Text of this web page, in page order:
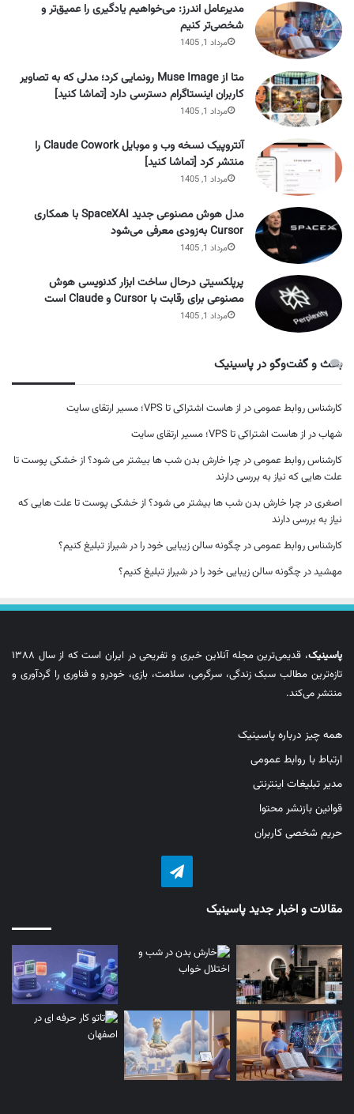
مدیرعامل اندرز: می‌خواهیم یادگیری را عمیق‌تر و
شخصی‌تر کنیم
مرداد 1, 1405
متا از Muse Image رونمایی کرد؛ مدلی که به تصاویر
کاربران اینستاگرام دسترسی دارد [تماشا کنید]
مرداد 1, 1405
آنتروپیک نسخه وب و موبایل Claude Cowork را
منتشر کرد [تماشا کنید]
مرداد 1, 1405
مدل هوش مصنوعی جدید SpaceXAI با همکاری
Cursor به‌زودی معرفی می‌شود
مرداد 1, 1405
پرپلکسیتی درحال ساخت ابزار کدنویسی هوش
مصنوعی برای رقابت با Cursor و Claude است
مرداد 1, 1405
بحث و گفت‌وگو در پاسینیک
کارشناس روابط عمومیدر از هاست اشتراکی تا VPS؛ مسیر ارتقای سایت
شهابدر از هاست اشتراکی تا VPS؛ مسیر ارتقای سایت
کارشناس روابط عمومیدر چرا خارش بدن شب ها بیشتر می شود؟ از خشکی پوست تا
علت هایی که نیاز به بررسی دارند
اصغریدر چرا خارش بدن شب ها بیشتر می شود؟ از خشکی پوست تا علت هایی که
نیاز به بررسی دارند
کارشناس روابط عمومیدر چگونه سالن زیبایی خود را در شیراز تبلیغ کنیم؟
مهشیددر چگونه سالن زیبایی خود را در شیراز تبلیغ کنیم؟
پاسینیک
، قدیمی‌ترین مجله آنلاین خبری و تفریحی در ایران است که از سال ۱۳۸۸
تازه‌ترین مطالب سبک زندگی، سرگرمی، سلامت، بازی، خودرو و فناوری را گردآوری و
منتشر می‌کند.
همه چیز درباره پاسینیک
ارتباط با روابط عمومی
مدیر تبلیغات اینترنتی
قوانین بازنشر محتوا
حریم شخصی کاربران
تلگرام
مقالات و اخبار جدید پاسینیک